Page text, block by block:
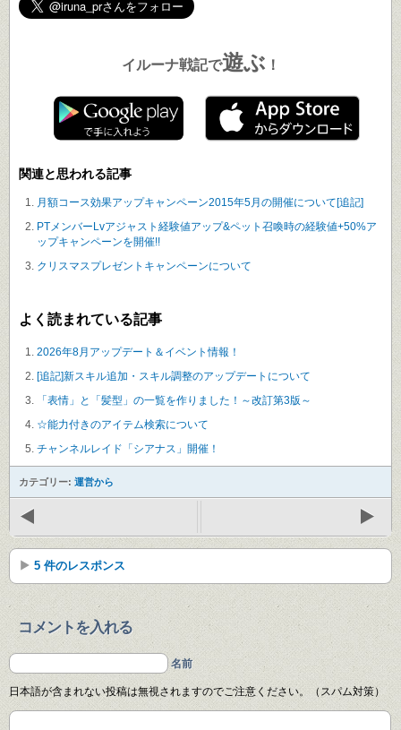
イルーナ戦記で遊ぶ ！
関連と思われる記事
月額コース効果アップキャンペーン2015年5月の開催について[追記]
PTメンバーLvアジャスト経験値アップ&ペット召喚時の経験値+50%ア
ップキャンペーンを開催!!
クリスマスプレゼントキャンペーンについて
よく読まれている記事
2026年8月アップデート＆イベント情報！
[追記]新スキル追加・スキル調整のアップデートについて
「表情」と「髪型」の一覧を作りました！～改訂第3版～
☆能力付きのアイテム検索について
チャンネルレイド「シアナス」開催！
カテゴリー: 運営から
5 件のレスポンス
コメントを入れる
名前
日本語が含まれない投稿は無視されますのでご注意ください。（スパム対策）